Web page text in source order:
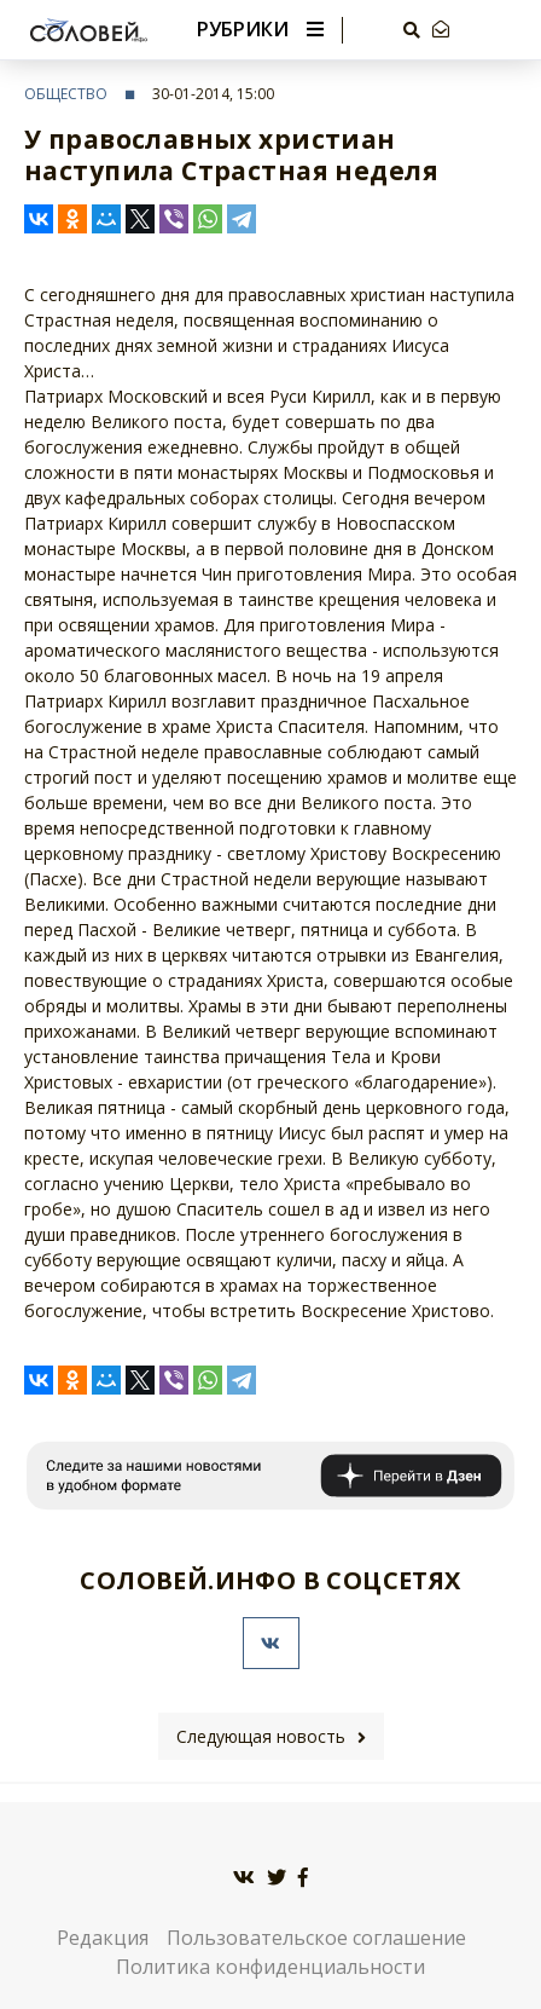
РУБРИКИ
ОБЩЕСТВО 30-01-2014, 15:00
У православных христиан
наступила Страстная неделя
С сегодняшнего дня для православных христиан наступила
Страстная неделя, посвященная воспоминанию о
последних днях земной жизни и страданиях Иисуса
Христа…
Патриарх Московский и всея Руси Кирилл, как и в первую
неделю Великого поста, будет совершать по два
богослужения ежедневно. Службы пройдут в общей
сложности в пяти монастырях Москвы и Подмосковья и
двух кафедральных соборах столицы. Сегодня вечером
Патриарх Кирилл совершит службу в Новоспасском
монастыре Москвы, а в первой половине дня в Донском
монастыре начнется Чин приготовления Мира. Это особая
святыня, используемая в таинстве крещения человека и
при освящении храмов. Для приготовления Мира -
ароматического маслянистого вещества - используются
около 50 благовонных масел. В ночь на 19 апреля
Патриарх Кирилл возглавит праздничное Пасхальное
богослужение в храме Христа Спасителя. Напомним, что
на Страстной неделе православные соблюдают самый
строгий пост и уделяют посещению храмов и молитве еще
больше времени, чем во все дни Великого поста. Это
время непосредственной подготовки к главному
церковному празднику - светлому Христову Воскресению
(Пасхе). Все дни Страстной недели верующие называют
Великими. Особенно важными считаются последние дни
перед Пасхой - Великие четверг, пятница и суббота. В
каждый из них в церквях читаются отрывки из Евангелия,
повествующие о страданиях Христа, совершаются особые
обряды и молитвы. Храмы в эти дни бывают переполнены
прихожанами. В Великий четверг верующие вспоминают
установление таинства причащения Тела и Крови
Христовых - евхаристии (от греческого «благодарение»).
Великая пятница - самый скорбный день церковного года,
потому что именно в пятницу Иисус был распят и умер на
кресте, искупая человеческие грехи. В Великую субботу,
согласно учению Церкви, тело Христа «пребывало во
гробе», но душою Спаситель сошел в ад и извел из него
души праведников. После утреннего богослужения в
субботу верующие освящают куличи, пасху и яйца. А
вечером собираются в храмах на торжественное
богослужение, чтобы встретить Воскресение Христово.
СОЛОВЕЙ.ИНФО В СОЦСЕТЯХ
Следующая новость
Редакция
Пользовательское соглашение
Политика конфиденциальности